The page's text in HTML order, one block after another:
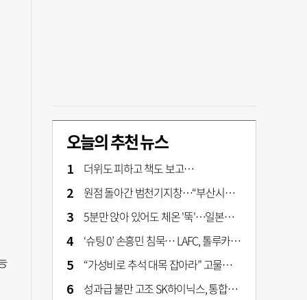
오늘의 추천 뉴스
더위도 피하고 책도 보고…
원점 돌아간 범천기지창…“부산시가 사업구조 전면 재검토 나서야"
5분만 앉아 있어도 체온 '뚝'…일본서 출시 '인간 냉장고' 가격은?
‘슈팅 0’ 손흥민 침묵… LAFC, 톨루카에 1-0 신승
“가성비로 추석 대목 잡아라” 고물가에 실속형 선물세트 확대
성과급 불만 고조 SK하이닉스, 통합노조 설립 본격화